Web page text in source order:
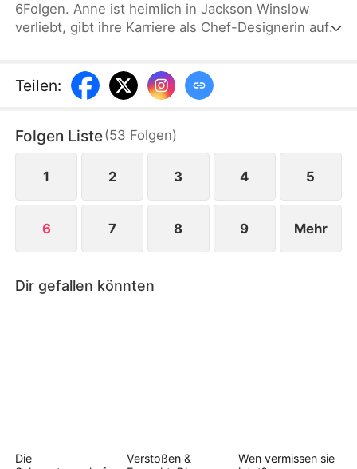
6Folgen. Anne ist heimlich in Jackson Winslow
verliebt, gibt ihre Karriere als Chef-Designerin auf
Liebe Melissa bewusstlos nach einer
Kohlenmonoxidvergiftung. Nach der Bewältigung
zurück.
Teilen:
Folgen Liste(53 Folgen)
1 2 3 4 5
6 7 8 9 Mehr
Dir gefallen könnten
Die
Verstoßen &
Wen vermissen sie